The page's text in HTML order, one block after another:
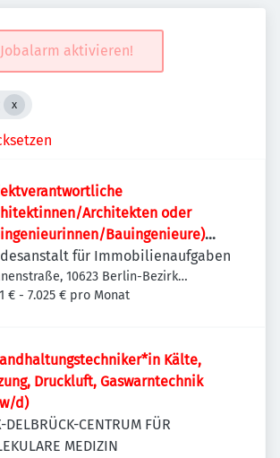
aktivieren!
Architekten oder
Bauingenieure)
d)
für Immobilienaufgaben
10623 Berlin-Bezirk
Wilmersdorf, Deutschland
€ - 7.025 € pro Monat
Kälte,
Druckluft, Gaswarntechnik
d)
DELBRÜCK-CENTRUM FÜR
MEDIZIN